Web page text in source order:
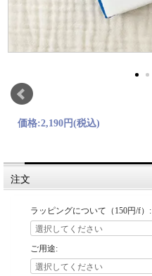
価格:2,190円(税込)
注文
ラッピングについて（150円/f）:
ご用途: